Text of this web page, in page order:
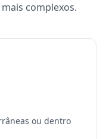
complexos.
ou dentro